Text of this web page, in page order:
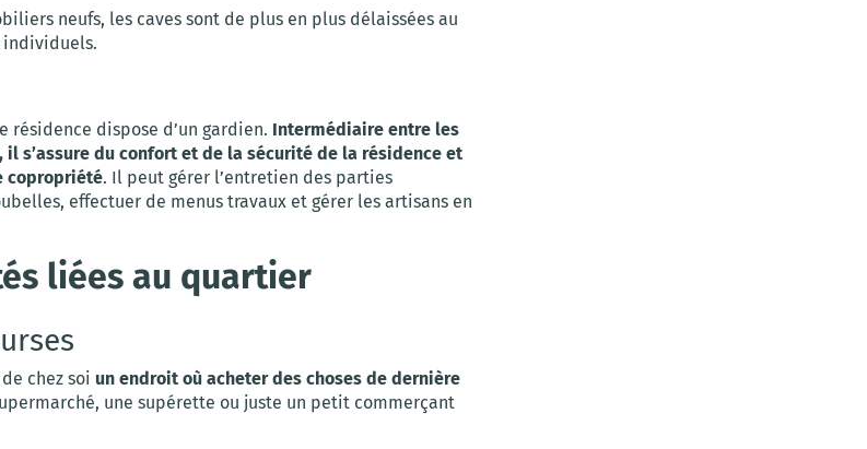
neufs, les caves sont de plus en plus délaissées au
individuels.
résidence dispose d’un gardien. Intermédiaire entre les
s’assure du confort et de la sécurité de la résidence et
copropriété. Il peut gérer l’entretien des parties
effectuer de menus travaux et gérer les artisans en
liées au quartier
chez soi un endroit où acheter des choses de dernière
une supérette ou juste un petit commerçant